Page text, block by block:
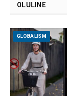
OLULINE
GLOBALISM